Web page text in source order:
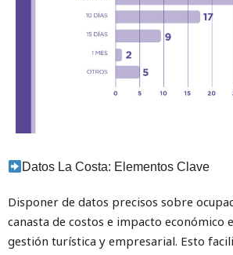
Datos La Costa: Elementos Clave
Disponer de datos precisos sobre
canasta de costos e impacto económico
gestión turística y empresarial. Esto